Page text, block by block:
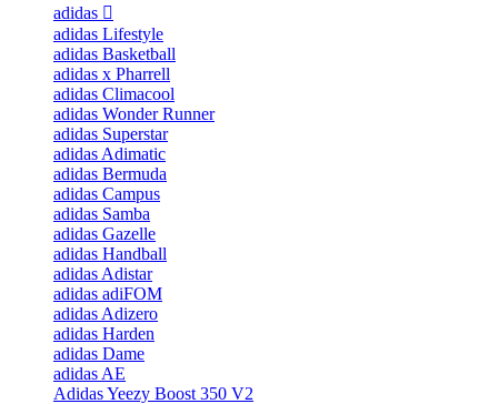
adidas
adidas Lifestyle
adidas Basketball
adidas x Pharrell
adidas Climacool
adidas Wonder Runner
adidas Superstar
adidas Adimatic
adidas Bermuda
adidas Campus
adidas Samba
adidas Gazelle
adidas Handball
adidas Adistar
adidas adiFOM
adidas Adizero
adidas Harden
adidas Dame
adidas AE
Adidas Yeezy Boost 350 V2